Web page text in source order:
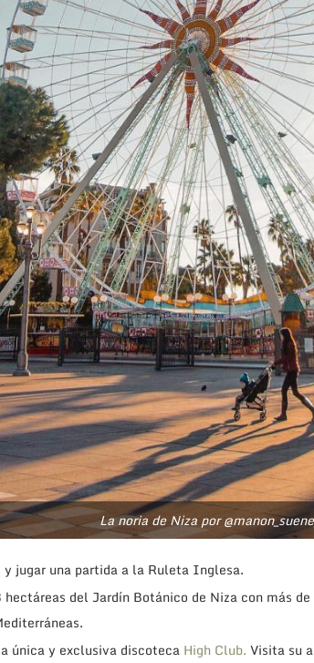
La noria de Niza por
jugar una partida a la Ruleta Inglesa.
del Jardín Botánico de Niza con más
única y exclusiva discoteca High Club. Visita su